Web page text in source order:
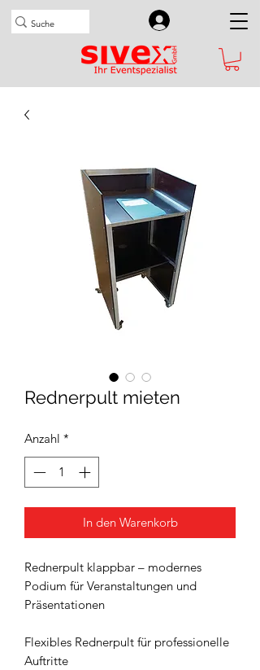
Rednerpult mieten
Anzahl *
In den Warenkorb
Rednerpult klappbar – modernes
Podium für Veranstaltungen und
Präsentationen
Flexibles Rednerpult für professionelle
Auftritte